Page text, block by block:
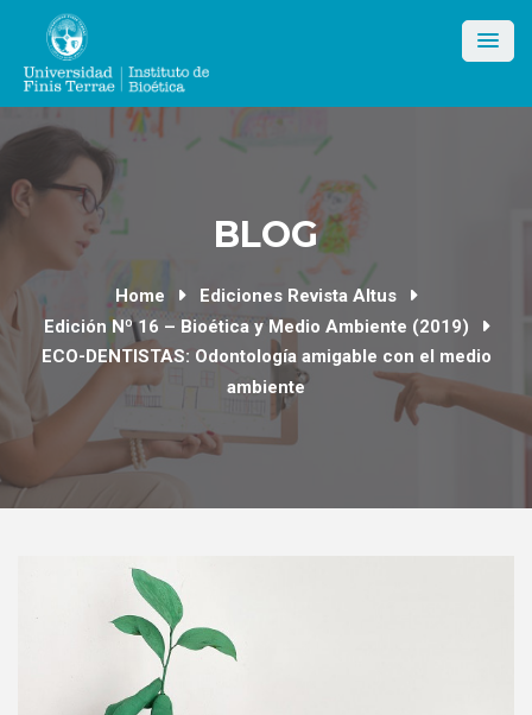
content
BLOG
Home
Ediciones Revista Altus
Edición Nº 16 – Bioética y Medio Ambiente (2019)
ECO-DENTISTAS: Odontología amigable con el medio
ambiente